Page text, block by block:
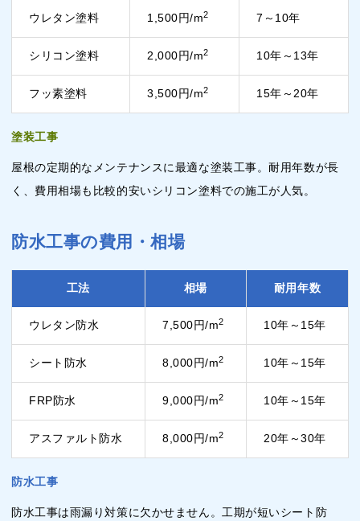
ウレタン塗料 1,500円/m2 7～10年
シリコン塗料 2,000円/m2 10年～13年
フッ素塗料 3,500円/m2 15年～20年
塗装工事
屋根の定期的なメンテナンスに最適な塗装工事。耐用年数が長
く、費用相場も比較的安いシリコン塗料での施工が人気。
防水工事の費用・相場
工法 相場 耐用年数
ウレタン防水 7,500円/m2 10年～15年
シート防水 8,000円/m2 10年～15年
FRP防水 9,000円/m2 10年～15年
アスファルト防水 8,000円/m2 20年～30年
防水工事
防水工事は雨漏り対策に欠かせません。工期が短いシート防